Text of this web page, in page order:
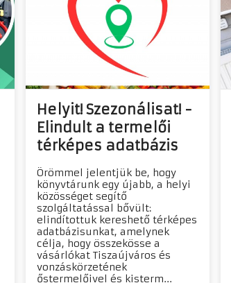
Helyit! Szezonálisat! -
Elindult a termelői
térképes adatbázis
Örömmel jelentjük be, hogy
könyvtárunk egy újabb, a helyi
közösséget segítő
szolgáltatással bővült:
elindítottuk kereshető térképes
adatbázisunkat, amelynek
célja, hogy összekösse a
vásárlókat Tiszaújváros és
vonzáskörzetének
őstermelőivel és kisterm...